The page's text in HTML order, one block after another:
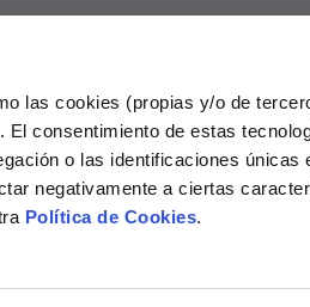
las cookies (propias y/o de
El consentimiento de estas
o las identificaciones
negativamente a ciertas
Política de Cookies.